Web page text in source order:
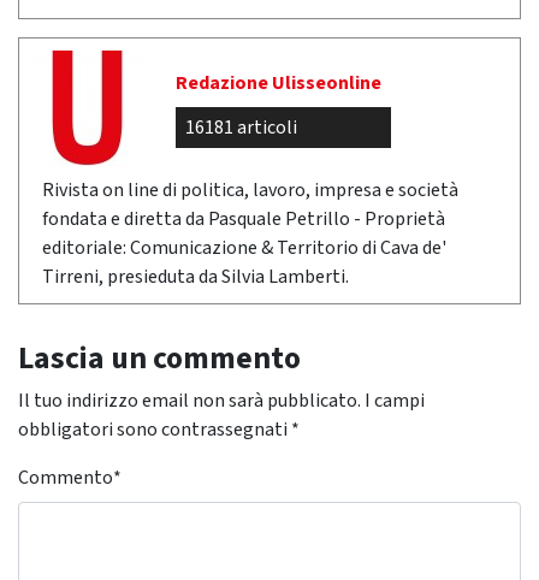
Redazione Ulisseonline
16181 articoli
Rivista on line di politica, lavoro, impresa e società
fondata e diretta da Pasquale Petrillo - Proprietà
editoriale: Comunicazione & Territorio di Cava de'
Tirreni, presieduta da Silvia Lamberti.
Lascia un commento
Il tuo indirizzo email non sarà pubblicato. I campi
obbligatori sono contrassegnati *
Commento*